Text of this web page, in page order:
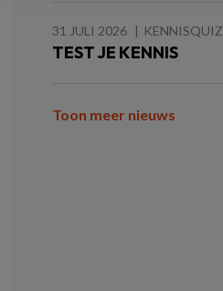
31 JULI 2026 KENNISQUIZ
TEST JE KENNIS
Toon meer nieuws